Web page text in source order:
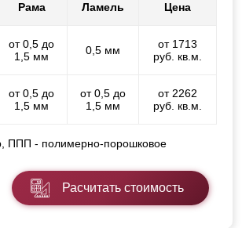
Рама Ламель Цена
от 0,5 до
1,5 мм
0,5 мм
от 1713
руб. кв.м.
от 0,5 до
1,5 мм
от 0,5 до
1,5 мм
от 2262
руб. кв.м.
ППП - полимерно-порошковое
Расчитать стоимость